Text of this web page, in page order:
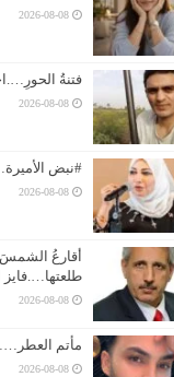
2026-08-08
فتنةُ
2026-08-08
#نبض
2026-08-08
أقارعُ
2026-08-08
مأتم
2026-08-08